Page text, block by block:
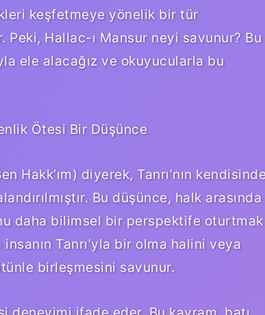
keşfetmeye yönelik bir tür
Peki, Hallac-ı Mansur neyi savunur? Bu
ele alacağız ve okuyucularla bu
Ötesi Bir Düşünce
Hakk’ım) diyerek, Tanrı’nın
Bu düşünce, halk arasında
daha bilimsel bir perspektife oturtmak
Tanrı’yla bir olma halini veya
birleşmesini savunur.